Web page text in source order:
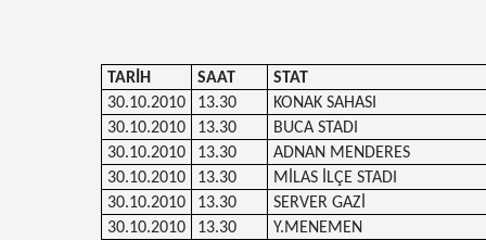
TARİH SAAT
STAT
30.10.2010
13.30
KONAK SAHASI
30.10.2010
13.30
BUCA STADI
30.10.2010
13.30
ADNAN MENDERES
30.10.2010
13.30
MİLAS İLÇE STADI
30.10.2010
13.30
SERVER GAZİ
30.10.2010
13.30 Y.MENEMEN